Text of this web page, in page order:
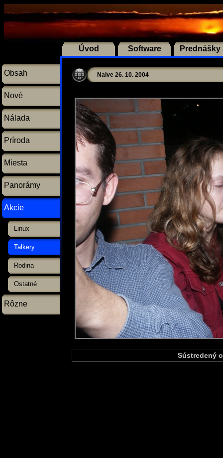
Úvod Software Prednášky
Obsah
Nové
Nálada
Príroda
Miesta
Panorámy
Akcie
Linux
Talkery
Rodina
Ostatné
Rôzne
Naive 26. 10. 2004
Sústredený